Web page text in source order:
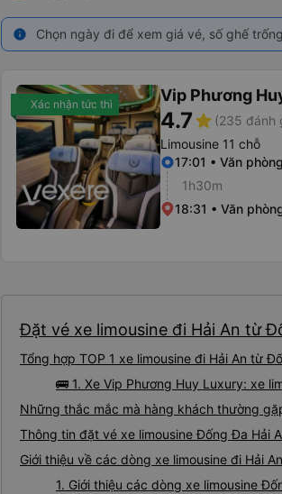
info Chọn ngày đi để xem giá vé, số ghế
Xác nhận tức thì Vip Phương
4.7star (235 đánh
Limousine 11 chỗ
17:01 • Văn
1h30m
18:31 • Văn
Đặt vé xe limousine đi Hải An từ
Tổng hợp TOP 1 xe limousine đi Hải An từ
🚌 1. Xe Vip Phương Huy Luxury: xe
Những thắc mắc mà hàng khách thường
Thông tin đặt vé xe limousine Đống Đa Hải
Giới thiệu về các dòng xe limousine đi Hải
1. Giới thiệu các dòng xe limousine